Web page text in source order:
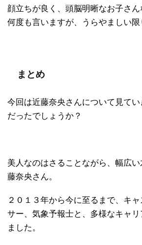
顔立ちが良く、頭脳明晰なお子さん
何度も言いますが、うらやましい限
まとめ
今回は近藤奈央さんについて見て
だったでしょうか？
美人なのはさることながら、幅広
藤奈央さん。
２０１３年から今に至るまで、キ
サー、気象予報士と、多様なキャ
ました。